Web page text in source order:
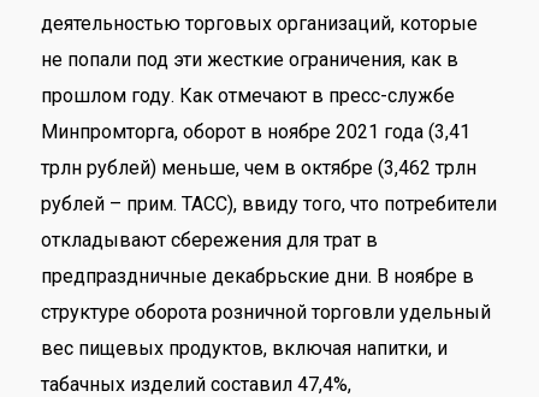
деятельностью торговых организаций, которые
не попали под эти жесткие ограничения, как в
прошлом году. Как отмечают в пресс-службе
Минпромторга, оборот в ноябре 2021 года (3,41
трлн рублей) меньше, чем в октябре (3,462 трлн
рублей – прим. ТАСС), ввиду того, что потребители
откладывают сбережения для трат в
предпраздничные декабрьские дни. В ноябре в
структуре оборота розничной торговли удельный
вес пищевых продуктов, включая напитки, и
табачных изделий составил 47,4%,